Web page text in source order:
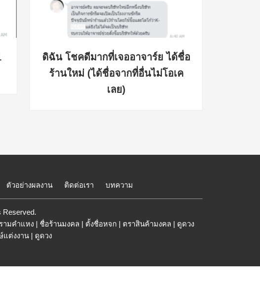
ดิฉัน โชคดีมากที่เจออาจาร์ย ได้ชื่อ
ร้านใหม่ (ได้ชื่อจากที่อื่นไม่โอเค
เลย)
ตัวอย่างผลงาน ติดต่อเรา บทความ
Reserved.
ามคำแหง| ชื่อร้านมงคล | ตั้งชื่อหจก | ตราสินค้ามงคล | ดูดวง
แต่งงาน | ดูดวง